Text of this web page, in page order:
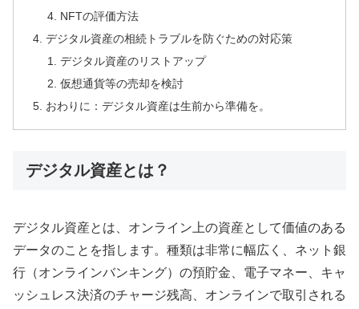
NFTの評価方法
デジタル資産の相続トラブルを防ぐための対応策
デジタル資産のリストアップ
仮想通貨等の売却を検討
おわりに：デジタル資産は生前から準備を。
デジタル資産とは？
デジタル資産とは、オンライン上の資産として価値のある
データのことを指します。種類は非常に幅広く、ネット銀
行（オンラインバンキング）の預貯金、電子マネー、キャ
ッシュレス決済のチャージ残高、オンラインで取引される